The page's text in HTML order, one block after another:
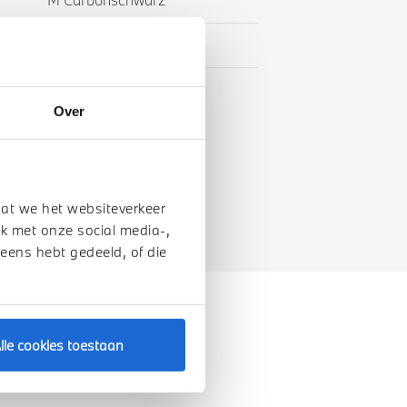
Over
we het websiteverkeer
met onze social media-,
hebt gedeeld, of die
cookies toestaan
BTW